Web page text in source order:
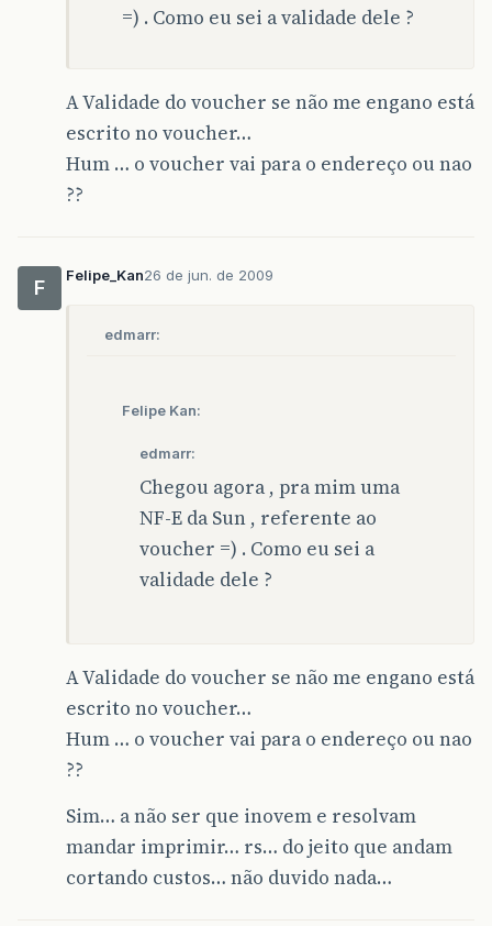
=) . Como eu sei a validade dele ?
A Validade do voucher se não me engano está
escrito no voucher…
Hum … o voucher vai para o endereço ou nao
??
F
Felipe_Kan26 de jun. de 2009
edmarr:
Felipe Kan:
edmarr:
Chegou agora , pra mim uma
NF-E da Sun , referente ao
voucher =) . Como eu sei a
validade dele ?
A Validade do voucher se não me engano está
escrito no voucher…
Hum … o voucher vai para o endereço ou nao
??
Sim… a não ser que inovem e resolvam
mandar imprimir… rs… do jeito que andam
cortando custos… não duvido nada…